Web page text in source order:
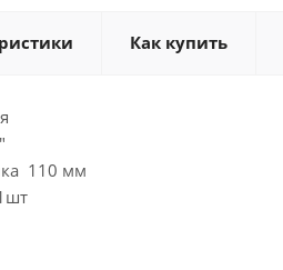
Как купить
110 мм